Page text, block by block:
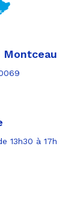
Montceau
13h30 à 17h